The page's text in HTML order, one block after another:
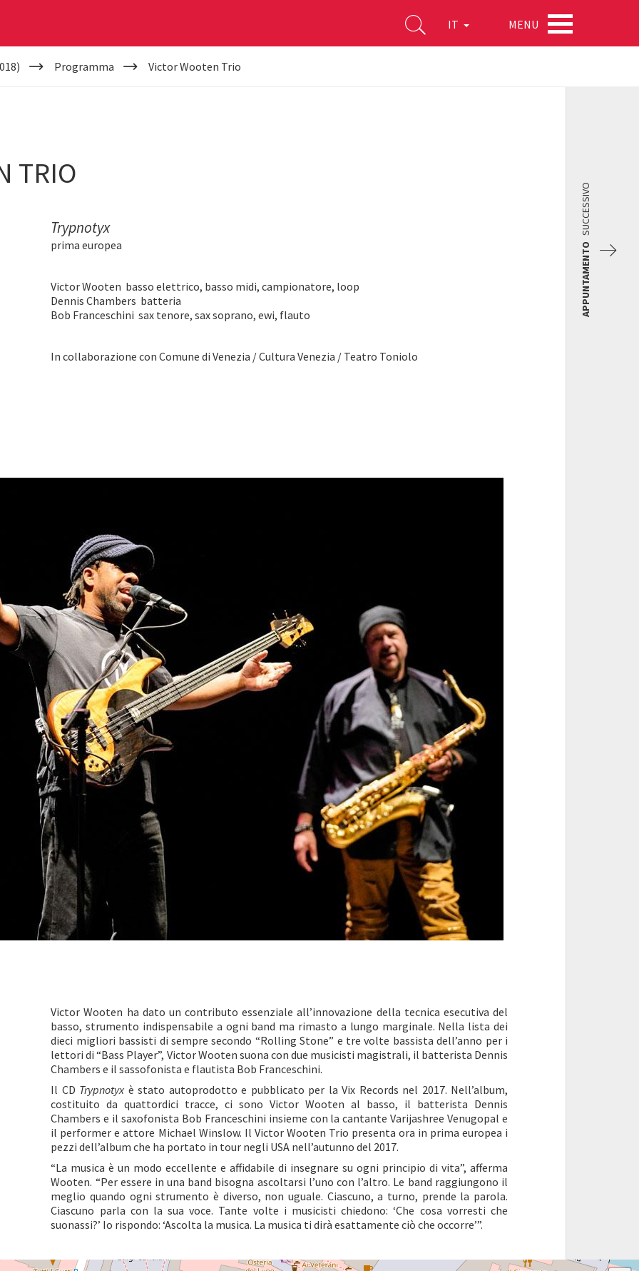
IT MENU
Programma Victor Wooten Trio
TRIO
Trypnotyx
prima europea
Victor Wooten basso elettrico, basso midi, campionatore, loop
Dennis Chambers batteria
Bob Franceschini sax tenore, sax soprano, ewi, flauto
In collaborazione con Comune di Venezia / Cultura Venezia / Teatro Toniolo
APPUNTAMENTO
SUCCESSIVO
Victor Wooten ha dato un contributo essenziale all’innovazione della tecnica esecutiva del
basso, strumento indispensabile a ogni band ma rimasto a lungo marginale. Nella lista dei
dieci migliori bassisti di sempre secondo “Rolling Stone” e tre volte bassista dell’anno per i
lettori di “Bass Player”, Victor Wooten suona con due musicisti magistrali, il batterista Dennis
Chambers e il sassofonista e flautista Bob Franceschini.
Il CD Trypnotyxè stato autoprodotto e pubblicato per la Vix Records nel 2017. Nell’album,
costituito da quattordici tracce, ci sono Victor Wooten al basso, il batterista Dennis
Chambers e il saxofonista Bob Franceschini insieme con la cantante Varijashree Venugopal e
il performer e attore Michael Winslow. Il Victor Wooten Trio presenta ora in prima europea i
pezzi dell’album che ha portato in tour negli USA nell’autunno del 2017.
“La musica è un modo eccellente e affidabile di insegnare su ogni principio di vita”, afferma
Wooten. “Per essere in una band bisogna ascoltarsi l’uno con l’altro. Le band raggiungono il
meglio quando ogni strumento è diverso, non uguale. Ciascuno, a turno, prende la parola.
Ciascuno parla con la sua voce. Tante volte i musicisti chiedono: ‘Che cosa vorresti che
suonassi?’ Io rispondo: ‘Ascolta la musica. La musica ti dirà esattamente ciò che occorre’”.